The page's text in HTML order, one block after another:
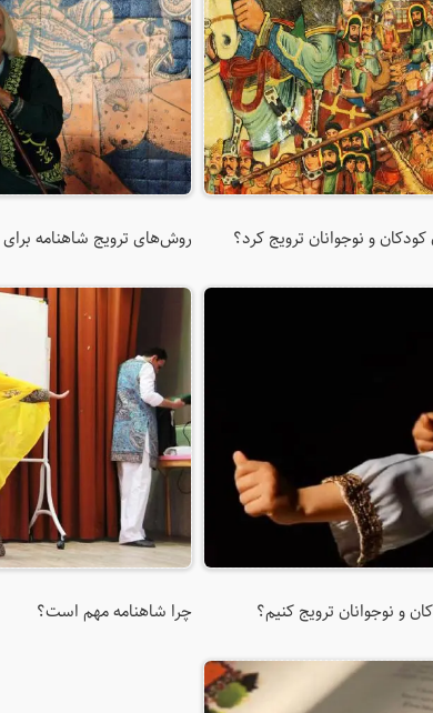
و نوجوانان ترویج کرد؟ روش‌های ترویج شاهنامه برای
و نوجوانان ترویج کنیم؟ چرا شاهنامه مهم است؟